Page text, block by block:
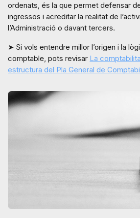
ordenats, és la que permet defensar
ingressos i acreditar la realitat de
l’Administració o davant tercers.
➤ Si vols entendre millor l’origen i la
comptable, pots revisar La
estructura del Pla General de